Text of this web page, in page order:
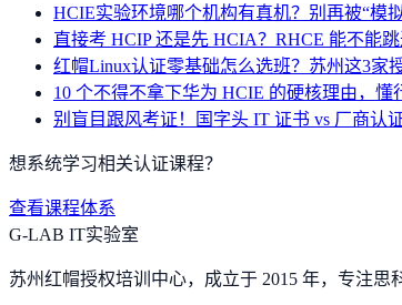
HCIE实验环境哪个机构有真机？别再被“模拟
直接考 HCIP 还是先 HCIA？RHCE 能不能
红帽Linux认证零基础怎么选班？苏州这3家
10 个不得不拿下华为 HCIE 的硬核理由，懂
别盲目跟风考证！国字头 IT 证书 vs 厂商认
想系统学习相关认证课程？
查看课程体系
G-LAB IT实验室
苏州红帽授权培训中心，成立于 2015 年，专注